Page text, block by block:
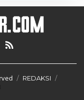
REDAKSI